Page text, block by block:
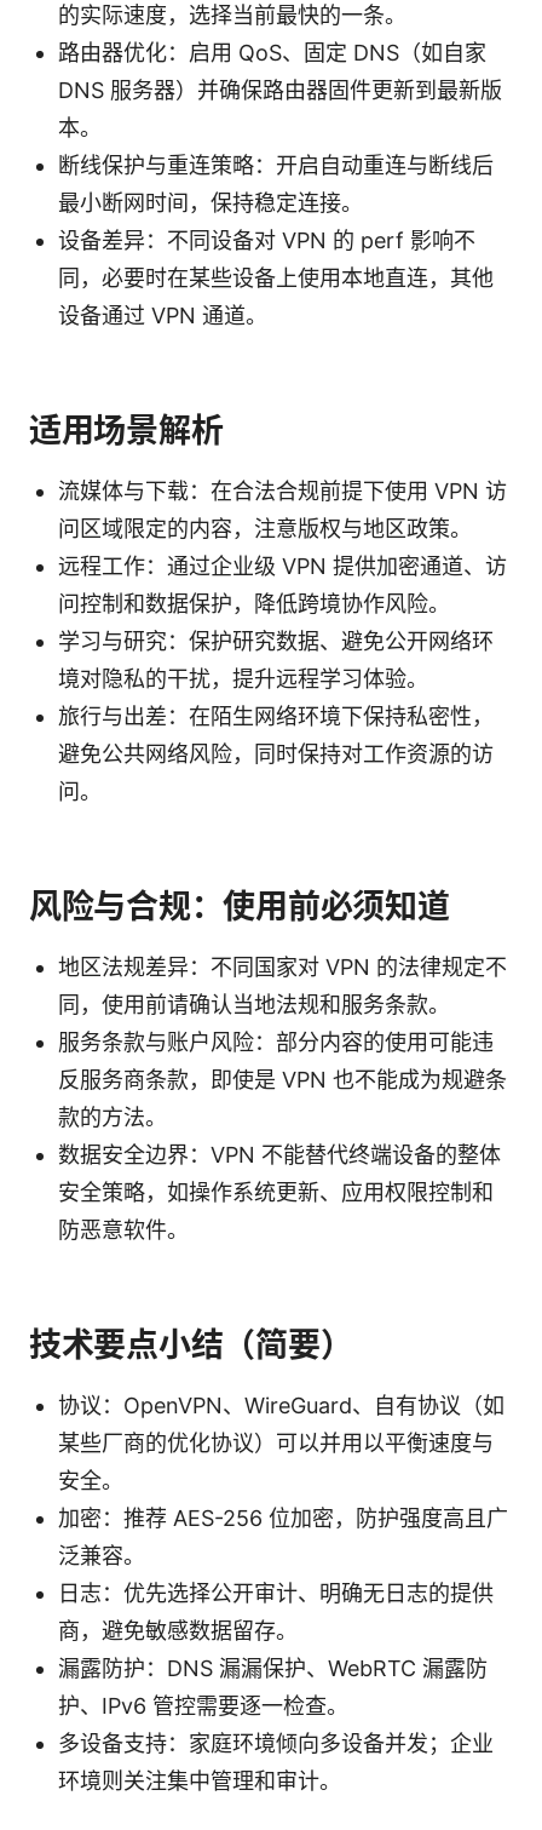
的实际速度，选择当前最快的一条。
路由器优化：启用 QoS、固定 DNS（如自家
DNS 服务器）并确保路由器固件更新到最新版
本。
断线保护与重连策略：开启自动重连与断线后
最小断网时间，保持稳定连接。
设备差异：不同设备对 VPN 的 perf 影响不
同，必要时在某些设备上使用本地直连，其他
设备通过 VPN 通道。
适用场景解析
流媒体与下载：在合法合规前提下使用 VPN 访
问区域限定的内容，注意版权与地区政策。
远程工作：通过企业级 VPN 提供加密通道、访
问控制和数据保护，降低跨境协作风险。
学习与研究：保护研究数据、避免公开网络环
境对隐私的干扰，提升远程学习体验。
旅行与出差：在陌生网络环境下保持私密性，
避免公共网络风险，同时保持对工作资源的访
问。
风险与合规：使用前必须知道
地区法规差异：不同国家对 VPN 的法律规定不
同，使用前请确认当地法规和服务条款。
服务条款与账户风险：部分内容的使用可能违
反服务商条款，即使是 VPN 也不能成为规避条
款的方法。
数据安全边界：VPN 不能替代终端设备的整体
安全策略，如操作系统更新、应用权限控制和
防恶意软件。
技术要点小结（简要）
协议：OpenVPN、WireGuard、自有协议（如
某些厂商的优化协议）可以并用以平衡速度与
安全。
加密：推荐 AES-256 位加密，防护强度高且广
泛兼容。
日志：优先选择公开审计、明确无日志的提供
商，避免敏感数据留存。
漏露防护：DNS 漏漏保护、WebRTC 漏露防
护、IPv6 管控需要逐一检查。
多设备支持：家庭环境倾向多设备并发；企业
环境则关注集中管理和审计。